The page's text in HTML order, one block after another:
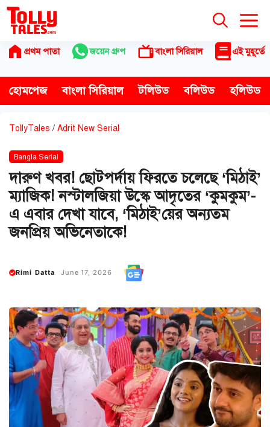
Skip
content
প্রথম পাতা জয়েন গ্রুপ বাংলা সিরিয়াল এই মুহূর্তে
হোমপেজ বাংলা সিরিয়াল টলিউড বলিউড হলিউড
TollyTales / Adrit New Serial
Bangla Serial
দারুণ খবর! ছোটপর্দায় ফিরতে চলেছে ‘মিঠাই’
ম্যাজিক! নস্টালজিয়া উস্কে আদৃতের ‘কুমকুম’-
এ এবার দেখা যাবে, ‘মিঠাই’য়ের অন্যতম
জনপ্রিয় অভিনেতাকে!
Rimi Datta June 17, 2026